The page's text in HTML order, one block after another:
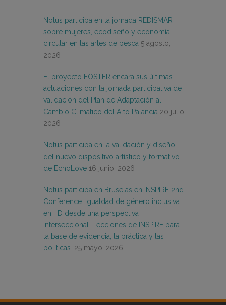
Notus participa en la jornada REDISMAR
sobre mujeres, ecodiseño y economía
circular en las artes de pesca 5 agosto,
2026
El proyecto FOSTER encara sus últimas
actuaciones con la jornada participativa de
validación del Plan de Adaptación al
Cambio Climático del Alto Palancia 20 julio,
2026
Notus participa en la validación y diseño
del nuevo dispositivo artístico y formativo
de EchoLove 16 junio, 2026
Notus participa en Bruselas en INSPIRE 2nd
Conference: Igualdad de género inclusiva
en I+D desde una perspectiva
interseccional. Lecciones de INSPIRE para
la base de evidencia, la práctica y las
políticas. 25 mayo, 2026